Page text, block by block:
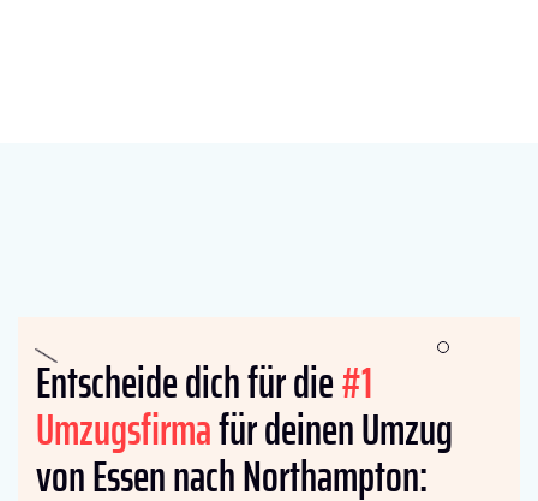
Entscheide dich für die#1
Umzugsfirmafür deinen Umzug
von Essen nach Northampton: